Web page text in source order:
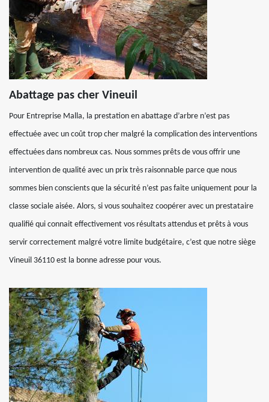
Abattage pas cher Vineuil
Pour Entreprise Malla, la prestation en abattage d’arbre n’est pas
effectuée avec un coût trop cher malgré la complication des interventions
effectuées dans nombreux cas. Nous sommes prêts de vous offrir une
intervention de qualité avec un prix très raisonnable parce que nous
sommes bien conscients que la sécurité n’est pas faite uniquement pour la
classe sociale aisée. Alors, si vous souhaitez coopérer avec un prestataire
qualifié qui connait effectivement vos résultats attendus et prêts à vous
servir correctement malgré votre limite budgétaire, c’est que notre siège
Vineuil 36110 est la bonne adresse pour vous.